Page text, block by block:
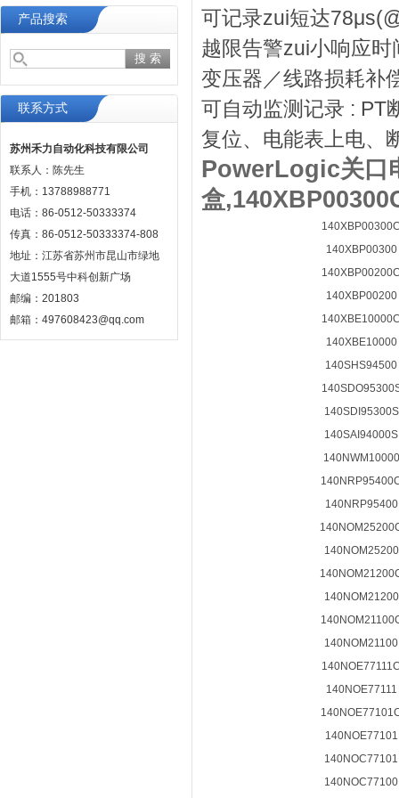
产品搜索
联系方式
苏州禾力自动化科技有限公司
联系人：陈先生
手机：13788988771
电话：86-0512-50333374
传真：86-0512-50333374-808
地址：江苏省苏州市昆山市绿地
大道1555号中科创新广场
邮编：201803
邮箱：497608423@qq.com
可记录zui短达
越限告警zui小响应时
变压器／线路损耗补
可自动监测记录 : PT
复位、电能表上电、
PowerLogic关口
盒
140XBP00300
140XBP00200
140XBE10000
140SHS94500
140SDI95300S
140SAI94000S
140NWM10000
140NRP95400
140NOM25200
140NOM21200
140NOM21100
140NOE77111
140NOE77101
140NOC77101
140NOC77100